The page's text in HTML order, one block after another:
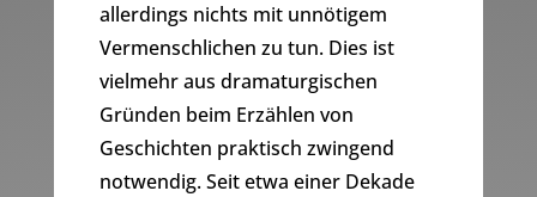
allerdings nichts mit unnötigem
Vermenschlichen zu tun. Dies ist
vielmehr aus dramaturgischen
Gründen beim Erzählen von
Geschichten praktisch zwingend
notwendig. Seit etwa einer Dekade